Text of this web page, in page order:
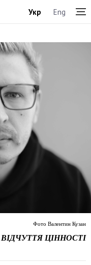
Укр Eng
ЦІННОСТІ
Фото Валентин Кузан